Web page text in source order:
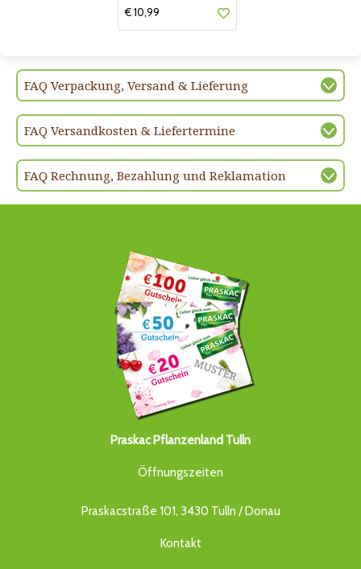
€ 10,99
FAQ Verpackung, Versand & Lieferung
FAQ Versandkosten & Liefertermine
FAQ Rechnung, Bezahlung und Reklamation
Praskac Pflanzenland Tulln
Öffnungszeiten
Praskacstraße 101, 3430 Tulln / Donau
Kontakt